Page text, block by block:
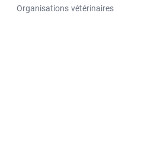
Organisations vétérinaires